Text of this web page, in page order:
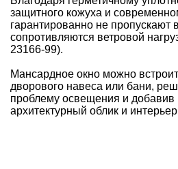
защитного кожуха и
гарантированно не пропускают
сопротивляются ветровой
23166-99).
Мансардное окно можно
дворового навеса или бани,
проблему освещения и добавив
архитектурный облик и